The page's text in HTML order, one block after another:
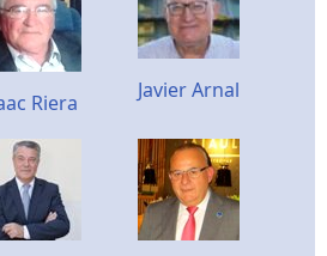
Riera Javier Arnal